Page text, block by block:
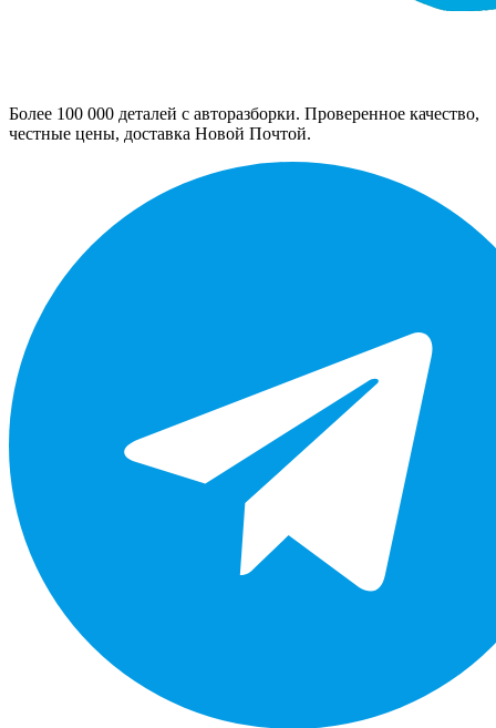
Более 100 000 деталей с авторазборки. Проверенное качество,
честные цены, доставка Новой Почтой.